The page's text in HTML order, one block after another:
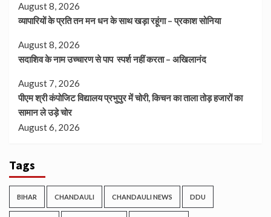
August 8, 2026
व्यापारियों के प्रति तन मन धन के साथ खड़ा रहूंगा – प्रकाश सोनिया
August 8, 2026
सदाशिव के नाम उच्चारण से पाप स्पर्श नहीं करता – अखिलानंद
August 7, 2026
पीएम श्री कंपोजिट विद्यालय प्रभुपुर में चोरी, किचन का ताला तोड़ हजारों का
सामान ले उड़े चोर
August 6, 2026
Tags
BIHAR CHANDAULI CHANDAULI NEWS DDU